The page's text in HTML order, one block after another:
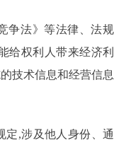
争法》等法律、法规
给权利人带来经济利
技术信息和经营信息
定,涉及他人身份、通